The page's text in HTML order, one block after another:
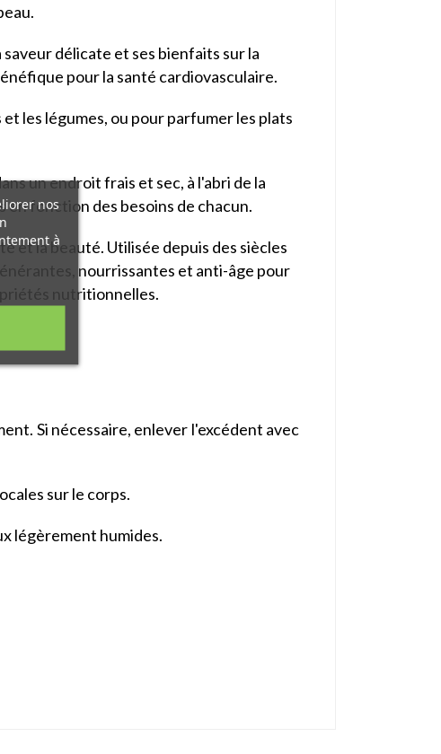
délicate et ses bienfaits sur la
pour la santé cardiovasculaire.
les légumes, ou pour parfumer les plats
un endroit frais et sec, à l'abri de la
fonction des besoins de chacun.
et la beauté. Utilisée depuis des siècles
nourrissantes et anti-âge pour
nutritionnelles.
Si nécessaire, enlever l'excédent avec
sur le corps.
légèrement humides.
nos
à